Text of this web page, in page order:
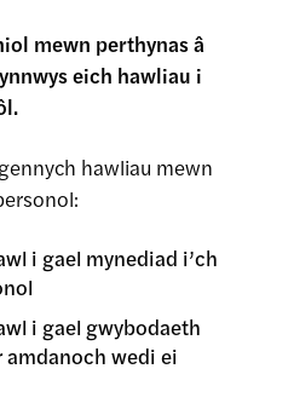
mewn perthynas â
eich hawliau i
hawliau mewn
i gael mynediad i’ch
i gael gwybodaeth
wedi ei